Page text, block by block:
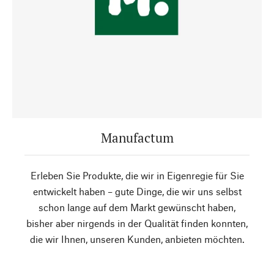
Manufactum
Erleben Sie Produkte, die wir in Eigenregie für Sie
entwickelt haben – gute Dinge, die wir uns selbst
schon lange auf dem Markt gewünscht haben,
bisher aber nirgends in der Qualität finden konnten,
die wir Ihnen, unseren Kunden, anbieten möchten.